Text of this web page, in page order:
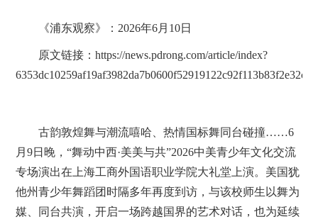
《浦东观察》：2026年6月10日
原文链接： https://news.pdrong.com/article/index?
古韵敦煌舞与潮流嘻哈、热情国标舞同台碰撞……6
月9日晚，“舞动中西·美美与共”2026中美青少年文化交流
专场演出在上海工商外国语职业学院大礼堂上演。美国犹
他州青少年舞蹈团时隔多年再度到访，与该校师生以舞为
媒、同台共演，开启一场跨越国界的艺术对话，也为延续